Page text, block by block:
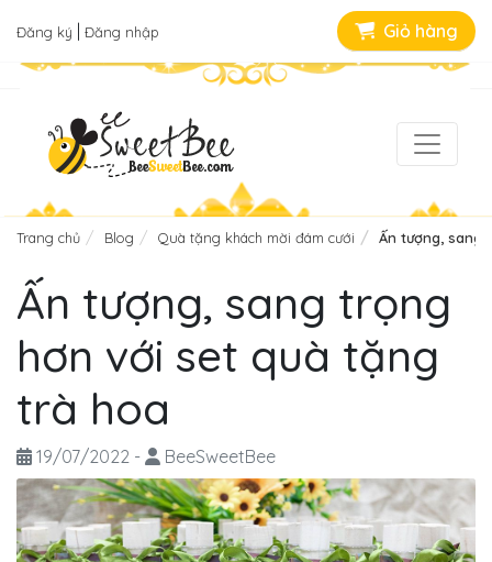
Đăng ký Đăng nhập Giỏ hàng
Trang chủ Blog Quà tặng khách mời đám cưới Ấn tượng, sang
Ấn tượng, sang trọng
hơn với set quà tặng
trà hoa
19/07/2022 - BeeSweetBee